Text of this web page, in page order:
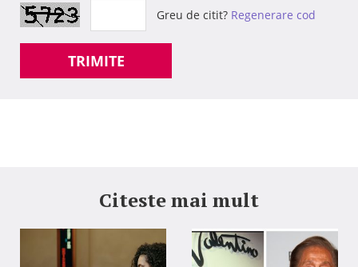
Greu de citit? Regenerare cod
TRIMITE
Citeste mai mult